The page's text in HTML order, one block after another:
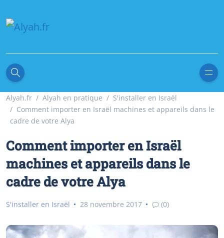
Alyah.fr Alyah en pratique
S'installer en Israël
Comment importer en Israël machines et appareils dans le
cadre de votre Alya
Comment importer en Israël
machines et appareils dans le
cadre de votre Alya
S'installer en Israël 28 novembre 2017 (0)